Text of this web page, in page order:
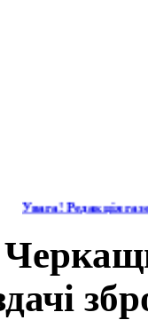
Увага! Редакція